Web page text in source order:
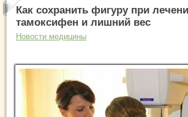
Как сохранить фигуру при
тамоксифен и лишний вес
Новости медицины